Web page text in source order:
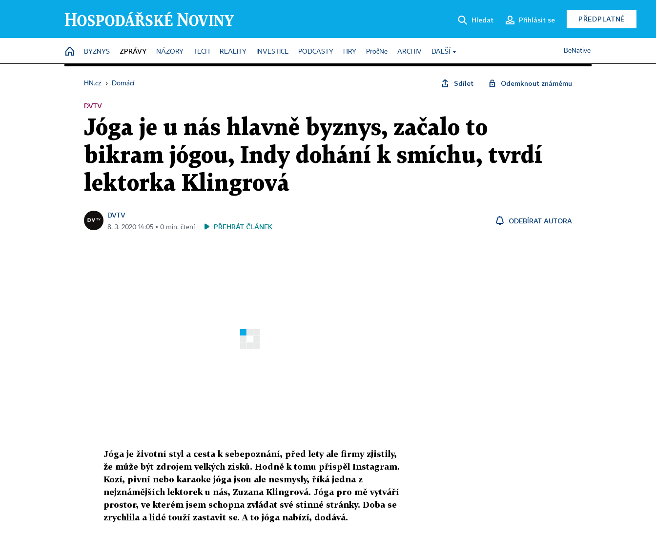
Hledat Přihlásit se PŘEDPLATNÉ
HOME
BYZNYS ZPRÁVY NÁZORY TECH REALITY INVESTICE PODCASTY HRY PročNe ARCHIV DALŠÍ BeNative
HN.cz › Domácí Sdílet Odemknout známému
DVTV
Jóga je u nás hlavně byznys, začalo to
bikram jógou, Indy dohání k smíchu, tvrdí
lektorka Klingrová
DVTV
8. 3. 2020 14:05 ▪ 0 min. čtení PŘEHRÁT ČLÁNEK
ODEBÍRAT AUTORA
Jóga je životní styl a cesta k sebepoznání, před lety ale firmy zjistily,
že může být zdrojem velkých zisků. Hodně k tomu přispěl Instagram.
Kozí, pivní nebo karaoke jóga jsou ale nesmysly, říká jedna z
nejznámějších lektorek u nás, Zuzana Klingrová. Jóga pro mě vytváří
prostor, ve kterém jsem schopna zvládat své stinné stránky. Doba se
zrychlila a lidé touží zastavit se. A to jóga nabízí, dodává.